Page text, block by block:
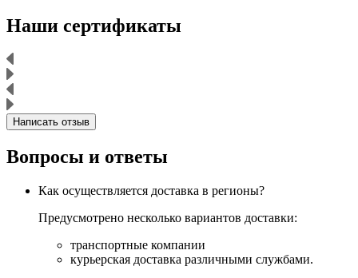
Наши сертификаты
Написать отзыв
Вопросы и ответы
Как осуществляется доставка в регионы?
Предусмотрено несколько вариантов доставки:
транспортные компании
курьерская доставка различными службами.